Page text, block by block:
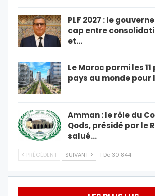
PLF 2027 : le
cap entre
et…
Le Maroc parmi les
pays au monde
Amman : le rôle du
Qods, présidé par le
salué…
PRÉCÉDENT SUIVANT 1 De 30 844